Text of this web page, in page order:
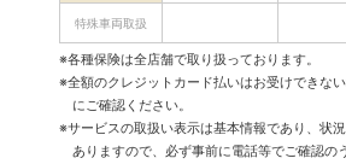
特殊車両取扱
※各種保険は全店舗で取り扱っております。
※全額のクレジットカード払いはお受けできな
にご確認ください。
※サービスの取扱い表示は基本情報であり、状
ありますので、必ず事前に電話等でご確認の